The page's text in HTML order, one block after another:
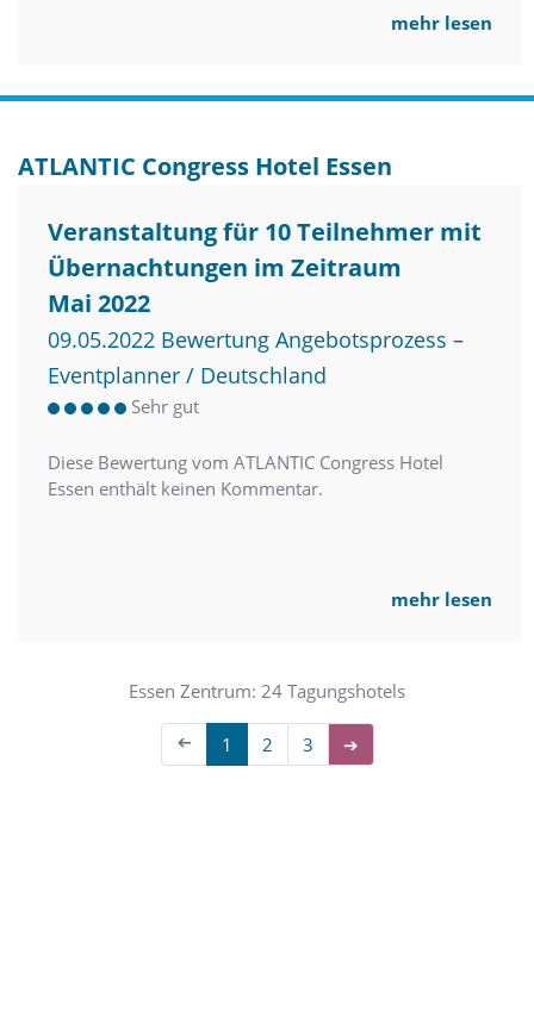
mehr lesen
ATLANTIC Congress Hotel Essen
Veranstaltung für 10 Teilnehmer mit
Übernachtungen im Zeitraum
Mai 2022
09.05.2022 Bewertung Angebotsprozess –
Eventplanner / Deutschland
Sehr gut
Diese Bewertung vom ATLANTIC Congress Hotel
Essen enthält keinen Kommentar.
mehr lesen
Essen Zentrum: 24 Tagungshotels
➔ 1 2 3 ➔